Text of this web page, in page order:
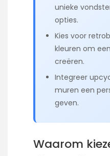
unieke
opties.
Kies voor
kleuren om
creëren.
Integreer
muren een
geven.
Waarom